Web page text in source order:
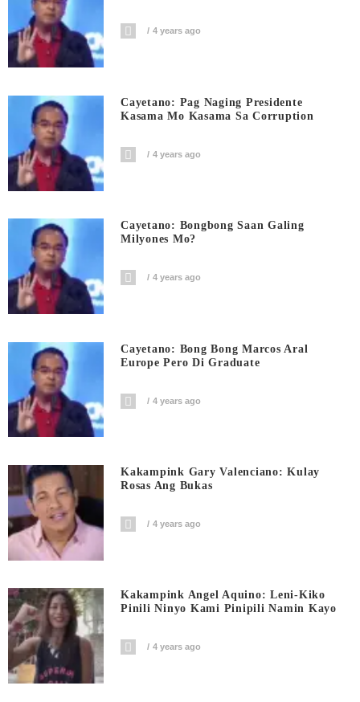
4 years ago
Cayetano: Pag Naging Presidente
Kasama Mo Kasama Sa Corruption
4 years ago
Cayetano: Bongbong Saan Galing
Milyones Mo?
4 years ago
Cayetano: Bong Bong Marcos Aral
Europe Pero Di Graduate
4 years ago
Kakampink Gary Valenciano: Kulay
Rosas Ang Bukas
4 years ago
Kakampink Angel Aquino: Leni-Kiko
Pinili Ninyo Kami Pinipili Namin Kayo
4 years ago